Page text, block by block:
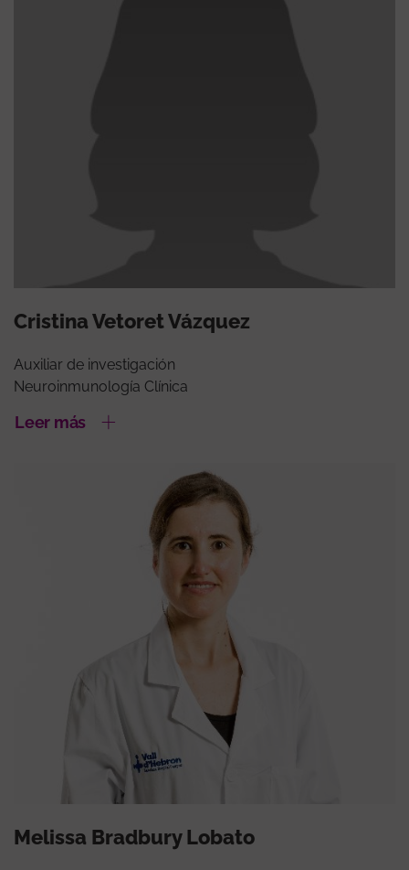
Cristina Vetoret Vázquez
Auxiliar de investigación
Neuroinmunología Clínica
Leer más
Melissa Bradbury Lobato